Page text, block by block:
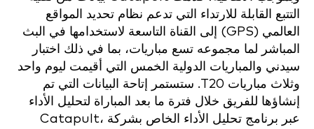
التتبع القابلة للارتداء التي تدعم نظام تحديد المواقع
العالمي (GPS) إلى القناة التاسعة لاستخدامها في البث
المباشر لما مجموعه تسع مباريات، بما في ذلك اختبار
سيدني والمباريات الدولية الخمس التي أقيمت ليوم واحد
وثلاث مباريات T20. ستستمر إتاحة البيانات التي تم
إنشاؤها للفريق خلال فترة ما بعد المباراة لتحليل الأداء
عبر برنامج تحليل الأداء الخاص بشركة Catapult،